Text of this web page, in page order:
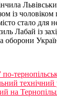
із чоловіком
стало для
Лабай із
оборони
по-
технічний
на